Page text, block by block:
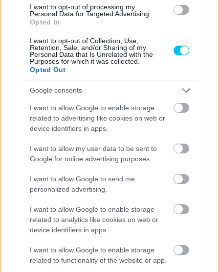
I want to opt-out of processing my
Personal Data for Targeted Advertising.
Opted In
I want to opt-out of Collection, Use,
Retention, Sale, and/or Sharing of my
Personal Data that Is Unrelated with the
Purposes for which it was collected.
Opted Out
Google consents
I want to allow Google to enable storage
related to advertising like cookies on web or
device identifiers in apps.
I want to allow my user data to be sent to
Google for online advertising purposes.
I want to allow Google to send me
personalized advertising.
I want to allow Google to enable storage
related to analytics like cookies on web or
device identifiers in apps.
I want to allow Google to enable storage
related to functionality of the website or app.
1:42.427-tel vette át a vezetést, 144 ezreddel felülmúlva
Binder idejét. Az olasz versenyző aztán csak átmenetileg
vesztette el a vezetést, ugyanis 1:41.961-gyel tovább
javított, előnye pedig 419 ezred volt Moreirával szemben,
míg mögöttük Alcoba és Binder álltak továbbjutásra.
A GOOD LAP FOR THE
@INTACTGP
DUO 💪
BUT IT WAS@TONYARBOLINO
GOES TOP 🔝#SPANISHGP🇪🇸
PIC.TWITTER.COM/2B2SQHU74O
— MOTOGP™🏁 (@MOTOGP)
APRIL 27,
A hajrában Bo Bendsneyder jött fel a negyedik pozícióba,
mindössze 357 ezreddel maradt el honfitársától. Igaz,
Agius nála is gyorsabb volt, de az ő körét pályaelhagyás